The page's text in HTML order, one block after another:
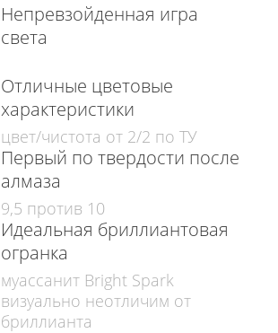
Непревзойденная игра
света
Отличные цветовые
характеристики
цвет/чистота от 2/2 по ТУ
Первый по твердости после
алмаза
9,5 против 10
Идеальная бриллиантовая
огранка
муассанит Bright Spark
визуально неотличим от
бриллианта